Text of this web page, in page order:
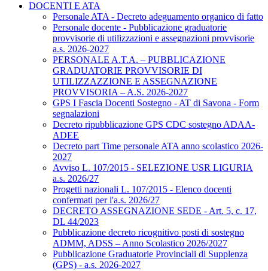
DOCENTI E ATA
Personale ATA - Decreto adeguamento organico di fatto
Personale docente - Pubblicazione graduatorie
provvisorie di utilizzazioni e assegnazioni provvisorie
a.s. 2026-2027
PERSONALE A.T.A. – PUBBLICAZIONE
GRADUATORIE PROVVISORIE DI
UTILIZZAZZIONE E ASSEGNAZIONE
PROVVISORIA – A.S. 2026-2027
GPS I Fascia Docenti Sostegno - AT di Savona - Form
segnalazioni
Decreto ripubblicazione GPS CDC sostegno ADAA-
ADEE
Decreto part Time personale ATA anno scolastico 2026-
2027
Avviso L. 107/2015 - SELEZIONE USR LIGURIA
a.s. 2026/27
Progetti nazionali L. 107/2015 - Elenco docenti
confermati per l'a.s. 2026/27
DECRETO ASSEGNAZIONE SEDE - Art. 5, c. 17,
DL 44/2023
Pubblicazione decreto ricognitivo posti di sostegno
ADMM, ADSS – Anno Scolastico 2026/2027
Pubblicazione Graduatorie Provinciali di Supplenza
(GPS) - a.s. 2026-2027